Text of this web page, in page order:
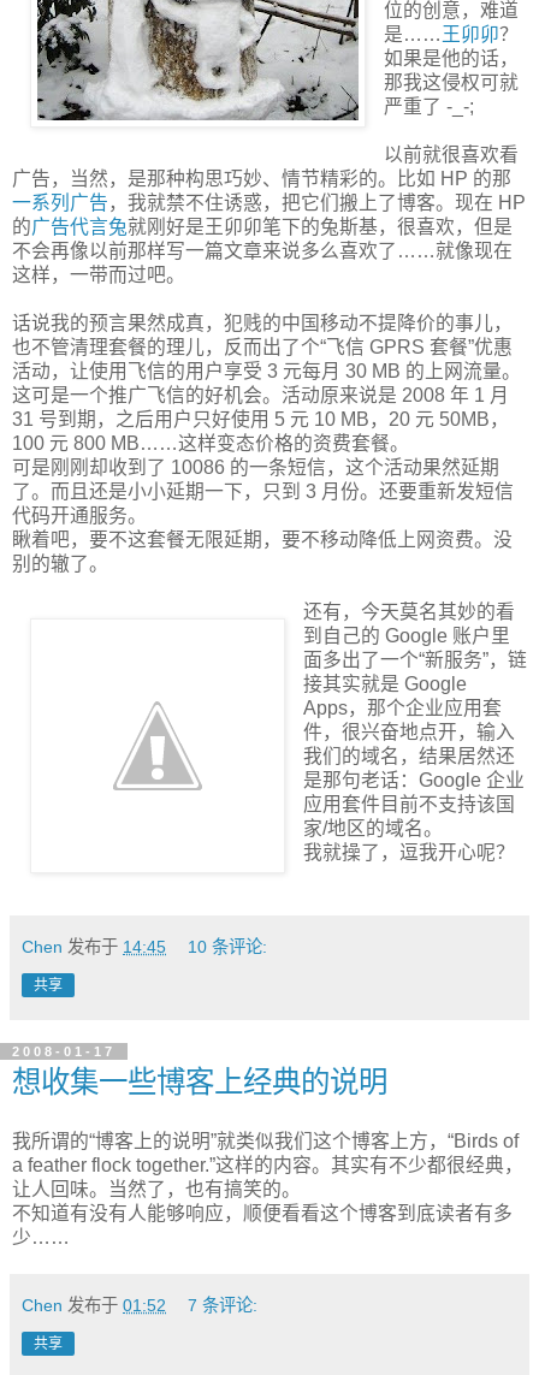
位的创意，难道
是…… 王卯卯？
如果是他的话，
那我这侵权可就
严重了 -_-;
以前就很喜欢看
广告，当然，是那种构思巧妙、情节精彩的。比如 HP 的那
一系列广告，我就禁不住诱惑，把它们搬上了博客。现在 HP
的广告代言兔就刚好是王卯卯笔下的兔斯基，很喜欢，但是
不会再像以前那样写一篇文章来说多么喜欢了……就像现在
这样，一带而过吧。
话说我的预言果然成真，犯贱的中国移动不提降价的事儿，
也不管清理套餐的理儿，反而出了个“飞信 GPRS 套餐”优惠
活动，让使用飞信的用户享受 3 元每月 30 MB 的上网流量。
这可是一个推广飞信的好机会。活动原来说是 2008 年 1 月
31 号到期，之后用户只好使用 5 元 10 MB，20 元 50MB，
100 元 800 MB……这样变态价格的资费套餐。
可是刚刚却收到了 10086 的一条短信，这个活动果然延期
了。而且还是小小延期一下，只到 3 月份。还要重新发短信
代码开通服务。
瞅着吧，要不这套餐无限延期，要不移动降低上网资费。没
别的辙了。
还有，今天莫名其妙的看
到自己的 Google 账户里
面多出了一个“新服务”，链
接其实就是 Google
Apps，那个企业应用套
件，很兴奋地点开，输入
我们的域名，结果居然还
是那句老话：Google 企业
应用套件目前不支持该国
家/地区的域名。
我就操了，逗我开心呢？
Chen 发布于 14:45 10 条评论:
共享
2008-01-17
想收集一些博客上经典的说明
我所谓的“博客上的说明”就类似我们这个博客上方，“Birds of
a feather flock together.”这样的内容。其实有不少都很经典，
让人回味。当然了，也有搞笑的。
不知道有没有人能够响应，顺便看看这个博客到底读者有多
少……
Chen 发布于 01:52 7 条评论:
共享